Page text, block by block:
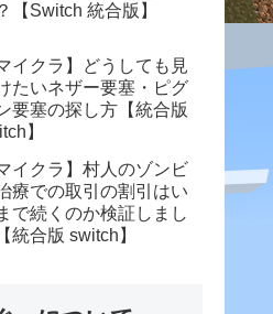
【Switch 統合版】
イクラ】どうしても見
たいネザー要塞・ピグ
要塞の探し方【統合版
】
マイクラ】村人のゾンビ
療での取引の割引はい
で続くのか検証しまし
統合版 switch】